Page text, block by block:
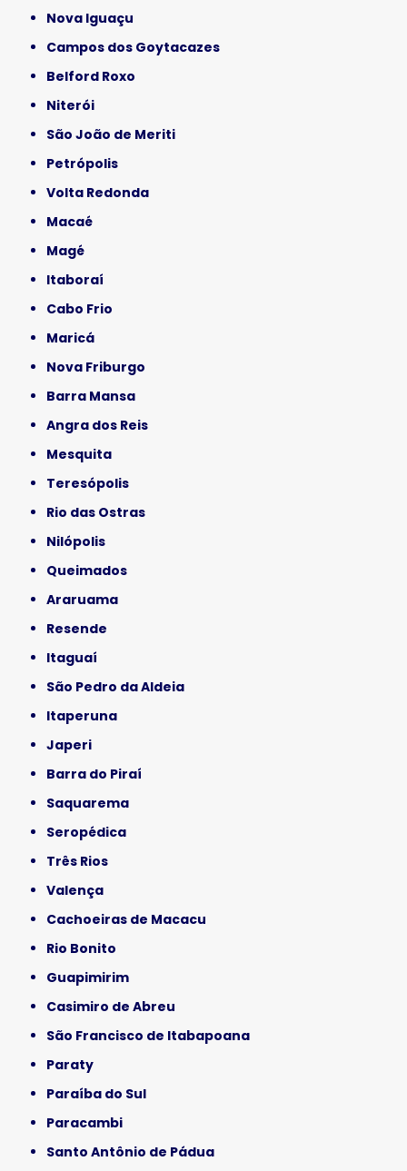
Nova Iguaçu
Campos dos Goytacazes
Belford Roxo
Niterói
São João de Meriti
Petrópolis
Volta Redonda
Macaé
Magé
Itaboraí
Cabo Frio
Maricá
Nova Friburgo
Barra Mansa
Angra dos Reis
Mesquita
Teresópolis
Rio das Ostras
Nilópolis
Queimados
Araruama
Resende
Itaguaí
São Pedro da Aldeia
Itaperuna
Japeri
Barra do Piraí
Saquarema
Seropédica
Três Rios
Valença
Cachoeiras de Macacu
Rio Bonito
Guapimirim
Casimiro de Abreu
São Francisco de Itabapoana
Paraty
Paraíba do Sul
Paracambi
Santo Antônio de Pádua